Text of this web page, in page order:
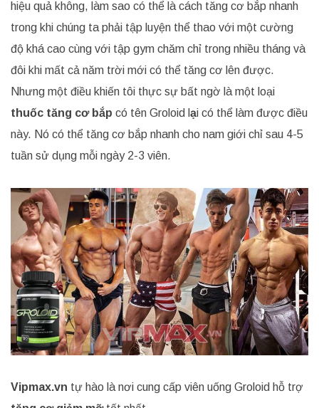
hiệu quả không, làm sao có thể là cách tăng cơ bắp nhanh
trong khi chúng ta phải tập luyện thể thao với một cường
độ khá cao cùng với tập gym chăm chỉ trong nhiều tháng và
đôi khi mất cả năm trời mới có thể tăng cơ lên được.
Nhưng một điều khiến tôi thực sự bất ngờ là một loại
thuốc tăng cơ bắp có tên Groloid ại có thể làm được điều
này. Nó có thể tăng cơ bắp nhanh cho nam giới chỉ sau 4-5
tuần sử dụng mỗi ngày 2-3 viên.
Vipmax.vn tự hào là nơi cung cấp viên uống Groloid hỗ trợ